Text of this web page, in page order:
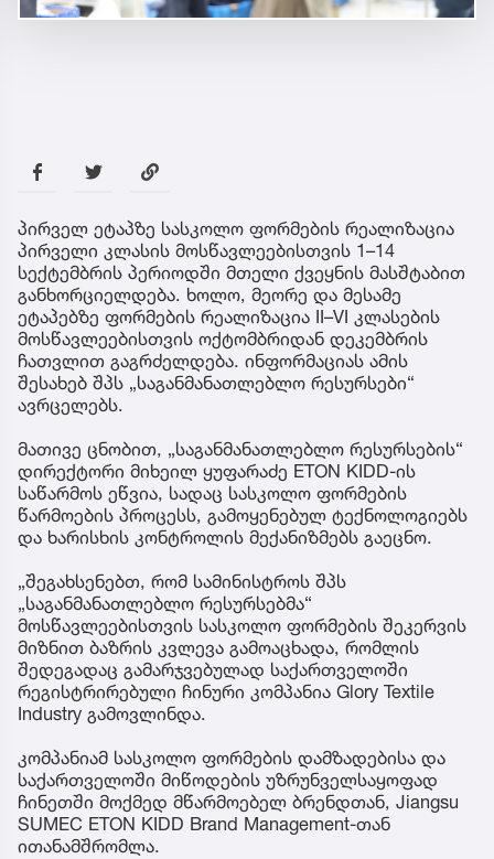
პირველ ეტაპზე სასკოლო ფორმების რეალიზაცია
პირველი კლასის მოსწავლეებისთვის 1–14
სექტემბრის პერიოდში მთელი ქვეყნის მასშტაბით
განხორციელდება. ხოლო, მეორე და მესამე
ეტაპებზე ფორმების რეალიზაცია II–VI კლასების
მოსწავლეებისთვის ოქტომბრიდან დეკემბრის
ჩათვლით გაგრძელდება. ინფორმაციას ამის
შესახებ შპს „საგანმანათლებლო რესურსები“
ავრცელებს.
მათივე ცნობით, „საგანმანათლებლო რესურსების“
დირექტორი მიხეილ ყუფარაძე ETON KIDD-ის
საწარმოს ეწვია, სადაც სასკოლო ფორმების
წარმოების პროცესს, გამოყენებულ ტექნოლოგიებს
და ხარისხის კონტროლის მექანიზმებს გაეცნო.
„შეგახსენებთ, რომ სამინისტროს შპს
„საგანმანათლებლო რესურსებმა“
მოსწავლეებისთვის სასკოლო ფორმების შეკერვის
მიზნით ბაზრის კვლევა გამოაცხადა, რომლის
შედეგადაც გამარჯვებულად საქართველოში
რეგისტრირებული ჩინური კომპანია Glory Textile
Industry გამოვლინდა.
კომპანიამ სასკოლო ფორმების დამზადებისა და
საქართველოში მიწოდების უზრუნველსაყოფად
ჩინეთში მოქმედ მწარმოებელ ბრენდთან, Jiangsu
SUMEC ETON KIDD Brand Management-თან
ითანამშრომლა.